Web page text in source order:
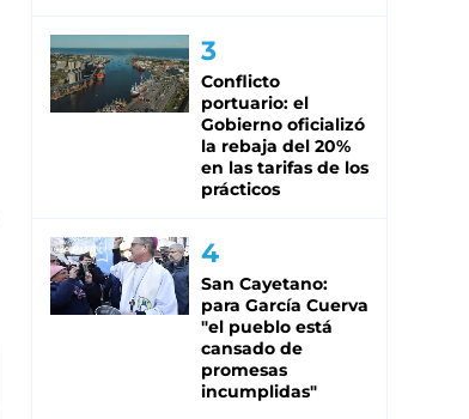
Conflicto
portuario: el
Gobierno oficializó
la rebaja del 20%
en las tarifas de los
prácticos
San Cayetano:
para García Cuerva
"el pueblo está
cansado de
promesas
incumplidas"